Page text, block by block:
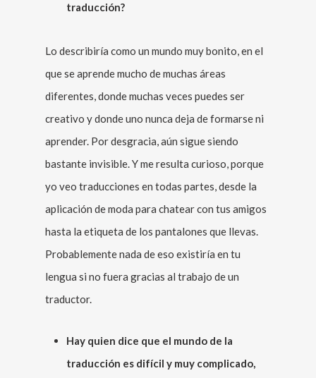
traducción?
Lo describiría como un mundo muy bonito, en el
que se aprende mucho de muchas áreas
diferentes, donde muchas veces puedes ser
creativo y donde uno nunca deja de formarse ni
aprender. Por desgracia, aún sigue siendo
bastante invisible. Y me resulta curioso, porque
yo veo traducciones en todas partes, desde la
aplicación de moda para chatear con tus amigos
hasta la etiqueta de los pantalones que llevas.
Probablemente nada de eso existiría en tu
lengua si no fuera gracias al trabajo de un
traductor.
Hay quien dice que el mundo de la
traducción es difícil y muy complicado,